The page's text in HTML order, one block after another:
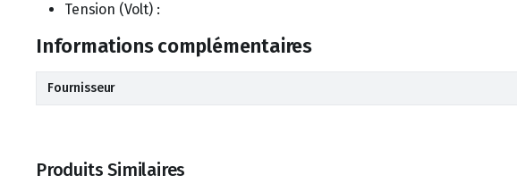
Tension (Volt) :
Informations complémentaires
Fournisseur
Produits Similaires